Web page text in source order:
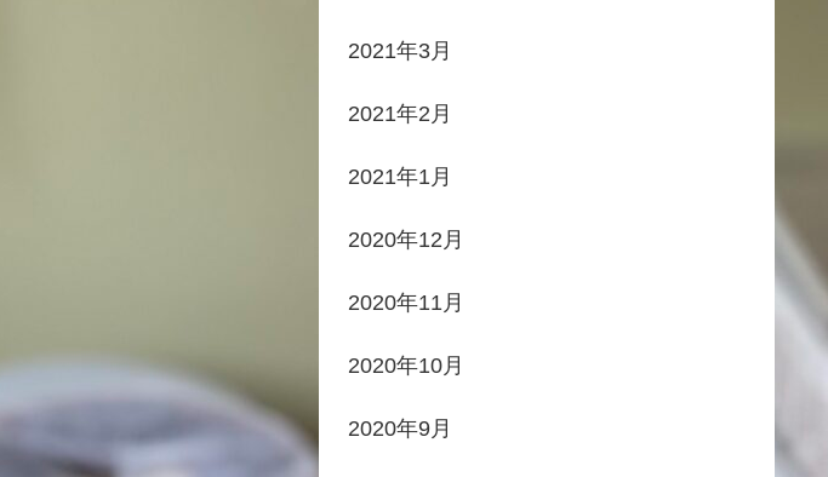
2021年3月
2021年2月
2021年1月
2020年12月
2020年11月
2020年10月
2020年9月